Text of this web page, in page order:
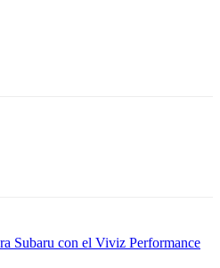
Subaru con el Viviz Performance